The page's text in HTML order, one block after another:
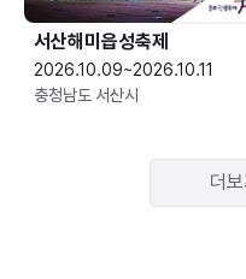
서산해미읍성축제
2026.10.09~2026.10.11
충청남도 서산시
더